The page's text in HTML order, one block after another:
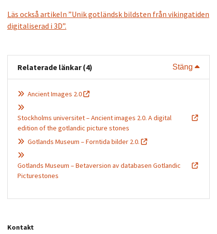
Läs också artikeln ”Unik gotländsk bildsten från vikingatiden
digitaliserad i 3D”.
Relaterade länkar (4) Stäng Visa
Ancient Images 2.0
Stockholms universitet – Ancient images 2.0. A digital
edition of the gotlandic picture stones
Gotlands Museum – Forntida bilder 2.0.
Gotlands Museum – Betaversion av databasen Gotlandic
Picturestones
Kontakt